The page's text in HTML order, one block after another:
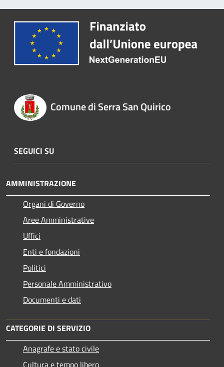
Comune di Serra San Quirico
SEGUICI SU
AMMINISTRAZIONE
Organi di Governo
Aree Amministrative
Uffici
Enti e fondazioni
Politici
Personale Amministrativo
Documenti e dati
CATEGORIE DI SERVIZIO
Anagrafe e stato civile
Cultura e tempo libero